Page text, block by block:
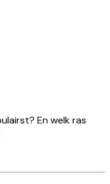
En welk ras